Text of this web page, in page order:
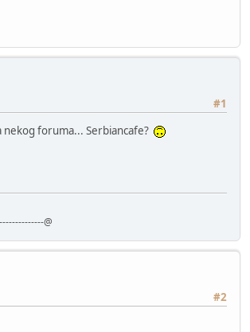
#1
nekog foruma... Serbiancafe?
@
#2